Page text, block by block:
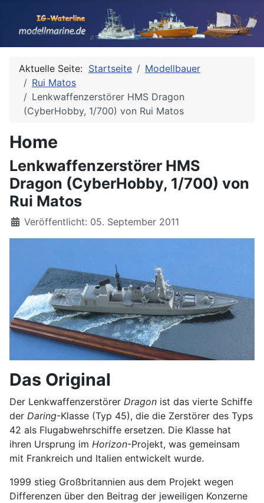
Aktuelle Seite: Startseite
Modellbauer
Rui Matos
Lenkwaffenzerstörer HMS Dragon
(CyberHobby, 1/700) von Rui Matos
Home
Lenkwaffenzerstörer HMS
Dragon (CyberHobby, 1/700) von
Rui Matos
Details
Veröffentlicht: 05. September 2011
Das Original
Der Lenkwaffenzerstörer Dragon ist das vierte Schiffe
der Daring-Klasse (Typ 45), die die Zerstörer des Typs
42 als Flugabwehrschiffe ersetzen. Die Klasse hat
ihren Ursprung im Horizon-Projekt, was gemeinsam
mit Frankreich und Italien entwickelt wurde.
1999 stieg Großbritannien aus dem Projekt wegen
Differenzen über den Beitrag der jeweiligen Konzerne